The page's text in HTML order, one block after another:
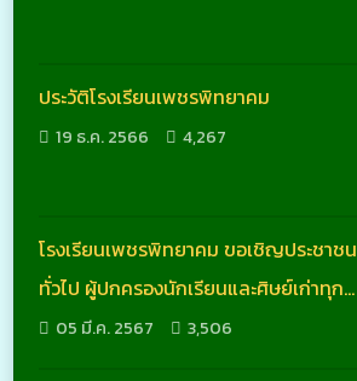
ประวัติโรงเรียนเพชรพิทยาคม
19 ธ.ค. 2566 4,267
โรงเรียนเพชรพิทยาคม ขอเชิญประชาชน
ทั่วไป ผู้ปกครองนักเรียนและศิษย์เก่าทุก
รุ่น ร่วมงาน 123 ปี เพชรพิทยาคม ในวันที่
05 มี.ค. 2567 3,506